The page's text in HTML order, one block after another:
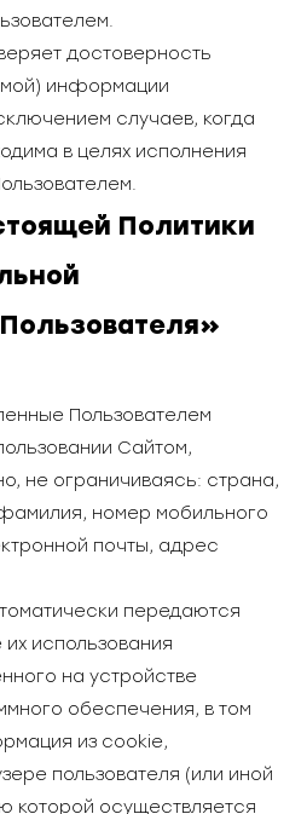
достоверность
информации
случаев, когда
в целях исполнения
Политики
Пользователем
Сайтом,
не ограничиваясь: страна,
номер мобильного
почты, адрес
передаются
использования
на устройстве
обеспечения, в том
из cookie,
пользователя (или иной
которой осуществляется